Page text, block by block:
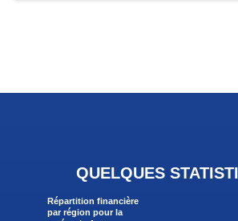
QUELQUES
Répartition financière
par région pour la